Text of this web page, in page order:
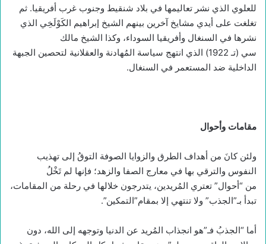
للعلوي الذي نشر تعاليمها في بلاد شنقيط وجنوب غرب أفريقيا. ثم
تغلغت على أيدي مشايخ آخرين بينهم الشيخ إبراهيم الكَوْلَخِي الذي
نشرها في السنغال وأفريقيا السوداء، وكذا الشيخ مالك
سي (تـ 1922) الذي انتهج سياسة المُهادنة والعقلانية لتحصين الجبهة
الداخلية ضد المستعمر في السنغال.
مقامات وأحوال
ولئن كانَ من أهداف الطرق والزوايا الصوفة التوقُ إلى تهذيب
النفوس والترقي بها في معارج الصفا والزهد؛ فإنها لم تَخْلُ
من “أحوال” تعتري المُريدين، يتدرجون خلالها في رحلة من المقامات،
تبدأ بـ”الجذب” ولا تنتهي إلا بمقام”التمكين”.
أما “الجذبُ فـ”هو انجذاب المُريد عن الدنيا وتوجهه إلى الله، دون